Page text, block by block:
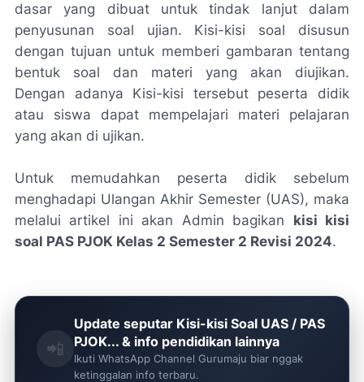
dasar yang dibuat untuk tindak lanjut dalam
penyusunan soal ujian. Kisi-kisi soal disusun
dengan tujuan untuk memberi gambaran tentang
bentuk soal dan materi yang akan diujikan.
Dengan adanya Kisi-kisi tersebut peserta didik
atau siswa dapat mempelajari materi pelajaran
yang akan di ujikan.
Untuk memudahkan peserta didik sebelum
menghadapi Ulangan Akhir Semester (UAS), maka
melalui artikel ini akan Admin bagikan kisi kisi
soal PAS PJOK Kelas 2 Semester 2 Revisi 2024.
📲
Update seputar Kisi-kisi Soal UAS / PAS
PJOK... & info pendidikan lainnya
Ikuti WhatsApp Channel Gurumaju biar nggak
ketinggalan info terbaru.